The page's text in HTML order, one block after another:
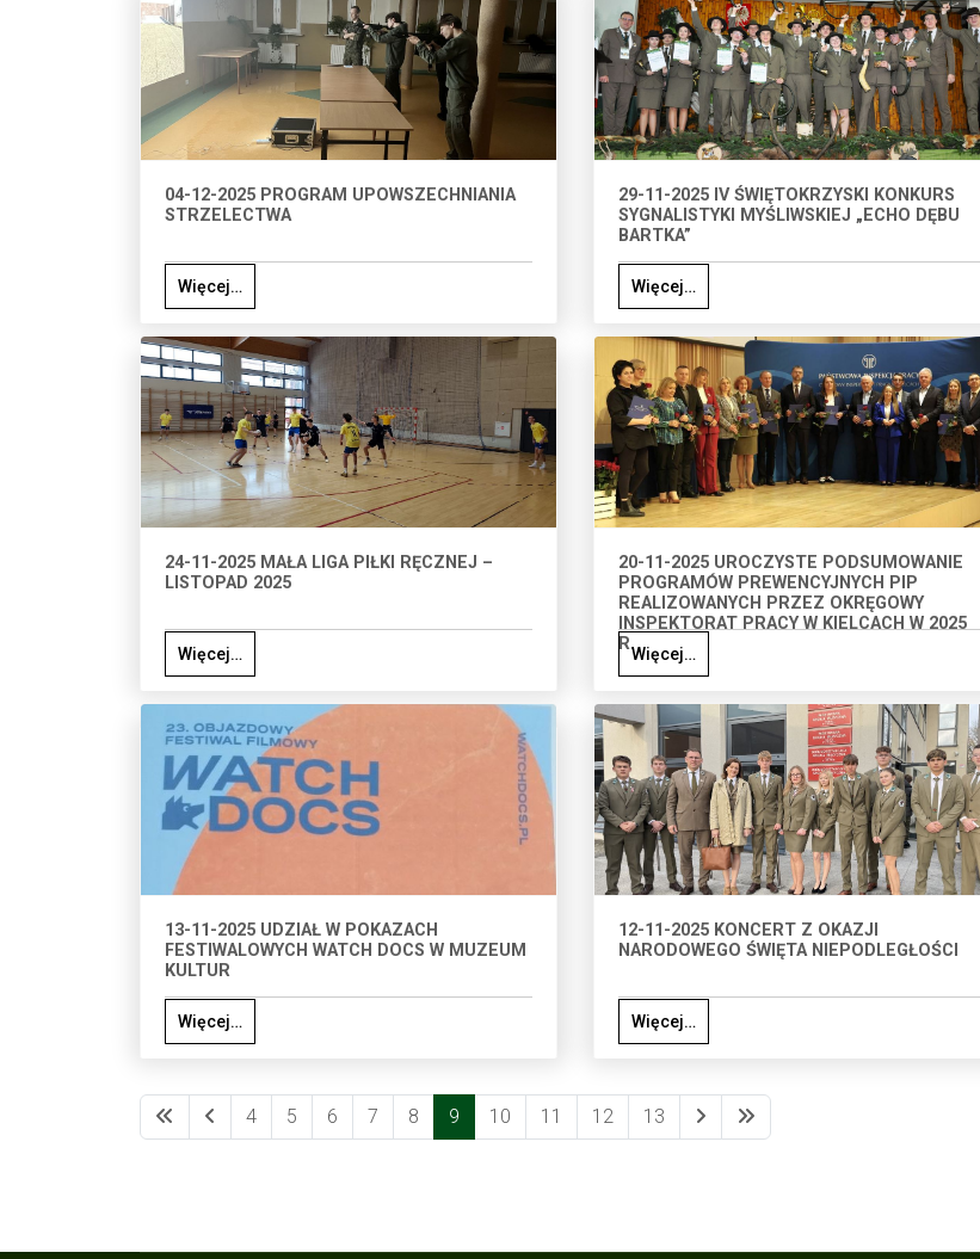
04-12-2025 PROGRAM UPOWSZECHNIANIA
STRZELECTWA
Więcej…
29-11-2025 IV ŚWIĘTOKRZYSKI KONKURS
SYGNALISTYKI MYŚLIWSKIEJ „ECHO DĘBU
BARTKA”
Więcej…
24-11-2025 MAŁA LIGA PIŁKI RĘCZNEJ –
LISTOPAD 2025
Więcej…
20-11-2025 UROCZYSTE PODSUMOWANIE
PROGRAMÓW PREWENCYJNYCH PIP
REALIZOWANYCH PRZEZ OKRĘGOWY
INSPEKTORAT PRACY W KIELCACH W 2025
R.Więcej…
13-11-2025 UDZIAŁ W POKAZACH
FESTIWALOWYCH WATCH DOCS W MUZEUM
KULTUR
Więcej…
12-11-2025 KONCERT Z OKAZJI
NARODOWEGO ŚWIĘTA NIEPODLEGŁOŚCI
Więcej…
4 5 6 7 8 9 10 11 12 13